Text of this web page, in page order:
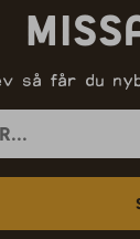
så får du